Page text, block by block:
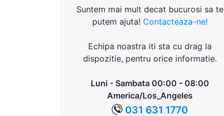
Suntem mai mult decat bucurosi sa te
putem ajuta! Contacteaza-ne!
Echipa noastra iti sta cu drag la
dispozitie, pentru orice informatie.
Luni - Sambata 00:00 - 08:00
America/Los_Angeles
031 631 1770